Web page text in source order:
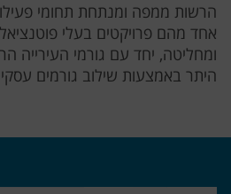
הרשות ממפה ומנתחת תחומי
אחד מהם פרויקטים בעלי
ומחליטה, יחד עם גורמי העירייה
היתר באמצעות שילוב גורמים